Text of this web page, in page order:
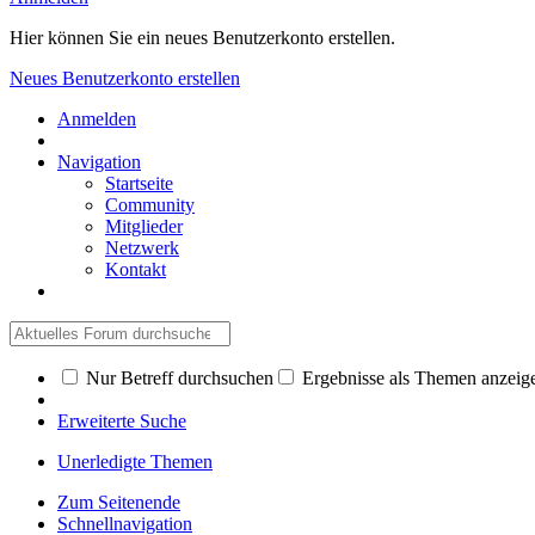
Hier können Sie ein neues Benutzerkonto erstellen.
Neues Benutzerkonto erstellen
Anmelden
Navigation
Startseite
Community
Mitglieder
Netzwerk
Kontakt
Nur Betreff durchsuchen Ergebnisse als Themen
Erweiterte Suche
Unerledigte Themen
Zum Seitenende
Schnellnavigation